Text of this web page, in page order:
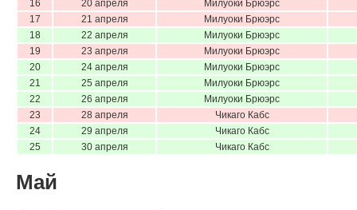
16
20 апреля
Милуоки Брюэрс
17
21 апреля
Милуоки Брюэрс
18
22 апреля
Милуоки Брюэрс
19
23 апреля
Милуоки Брюэрс
20
24 апреля
Милуоки Брюэрс
21
25 апреля
Милуоки Брюэрс
22
26 апреля
Милуоки Брюэрс
23
28 апреля
Чикаго Кабс
24
29 апреля
Чикаго Кабс
25
30 апреля Чикаго Кабс
Май